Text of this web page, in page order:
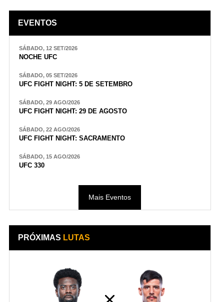
EVENTOS
SÁBADO, 12 SET/2026
NOCHE UFC
SÁBADO, 05 SET/2026
UFC FIGHT NIGHT: 5 DE SETEMBRO
SÁBADO, 29 AGO/2026
UFC FIGHT NIGHT: 29 DE AGOSTO
SÁBADO, 22 AGO/2026
UFC FIGHT NIGHT: SACRAMENTO
SÁBADO, 15 AGO/2026
UFC 330
Mais Eventos
PRÓXIMAS LUTAS